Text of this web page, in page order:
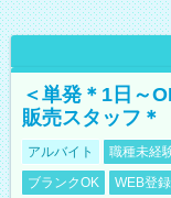
＜単発＊1日～
販売スタッフ＊
アルバイト 職種未経
ブランクOK
WEB登